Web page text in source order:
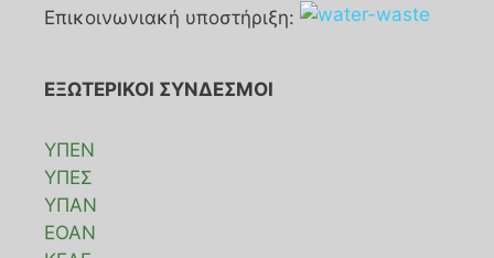
Επικοινωνιακή υποστήριξη:
ΕΞΩΤΕΡΙΚΟΙ ΣΥΝΔΕΣΜΟΙ
ΥΠΕΝ
ΥΠΕΣ
ΥΠΑΝ
ΕΟΑΝ